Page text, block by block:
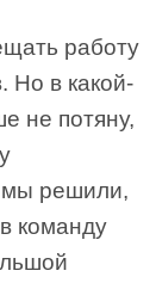
работу
Но в какой-
не потяну,
решили,
команду